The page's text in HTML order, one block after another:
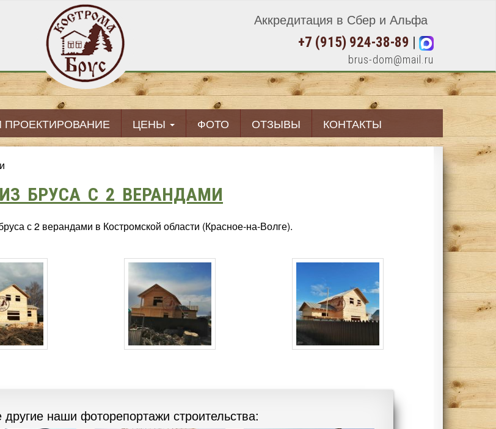
Аккредитация в Сбер и Альфа
+7 (915) 924-38-89
brus-dom@mail.ru
ПРОЕКТИРОВАНИЕ ЦЕНЫ ФОТО ОТЗЫВЫ КОНТАКТЫ
БРУСА С 2 ВЕРАНДАМИ
с 2 верандами в Костромской области (Красное-на-Волге).
наши фоторепортажи строительства: